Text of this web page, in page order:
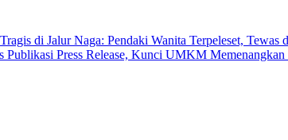
Tragis di Jalur Naga: Pendaki Wanita Terpeleset, Tewas
Publikasi Press Release, Kunci UMKM Memenangkan